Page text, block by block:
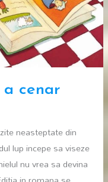
cenar
neasteptate din
lup incepe sa viseze
nu vrea sa devina